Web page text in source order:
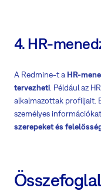
4. HR-
A Redmine-t a HR-
tervezheti . Például az
alkalmazottak profiljait.
személyes
szerepeket és